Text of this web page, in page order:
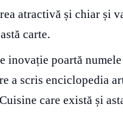
atractivă și chiar și
carte.
inovație poartă
a scris enciclopedia
care există și